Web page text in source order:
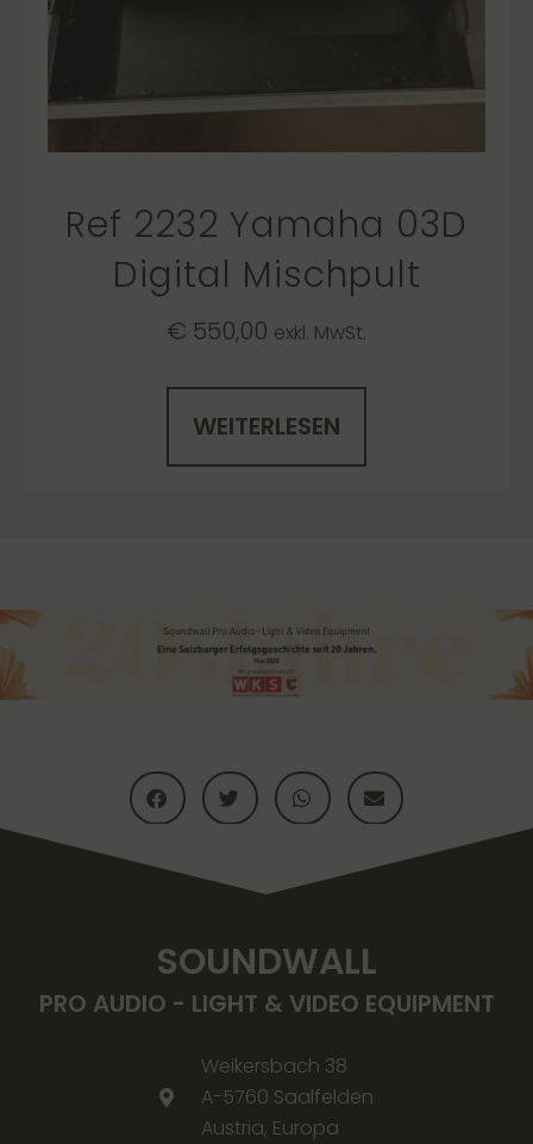
Ref 2232 Yamaha 03D
Digital Mischpult
€ 550,00 exkl. MwSt.
WEITERLESEN
SOUNDWALL
PRO AUDIO - LIGHT & VIDEO EQUIPMENT
Weikersbach 38
A-5760 Saalfelden
Austria, Europa